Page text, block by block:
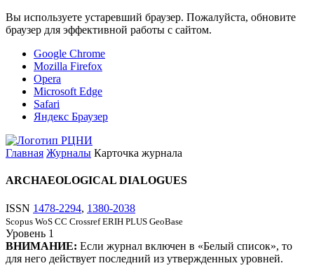
Вы используете устаревший браузер. Пожалуйста, обновите
браузер для эффективной работы с сайтом.
Google Chrome
Mozilla Firefox
Opera
Microsoft Edge
Safari
Яндекс Браузер
Главная Журналы Карточка журнала
ARCHAEOLOGICAL DIALOGUES
ISSN 1478-2294, 1380-2038
Scopus WoS CC Crossref ERIH PLUS GeoBase
Уровень 1
ВНИМАНИЕ: Если журнал включен в «Белый список», то
для него действует последний из утвержденных уровней.